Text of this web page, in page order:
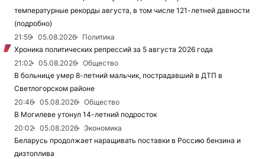
температурные рекорды августа, в том числе 121-летней давности
(подробно)
21:59
05.08.2026
Политика
Хроника политических репрессий за 5 августа 2026 года
21:02
05.08.2026
Общество
В больнице умер 8-летний мальчик, пострадавший в ДТП в
Светлогорском районе
20:46
05.08.2026
Общество
В Могилеве утонул 14-летний подросток
20:02
05.08.2026
Экономика
Беларусь продолжает наращивать поставки в Россию бензина и
дизтоплива